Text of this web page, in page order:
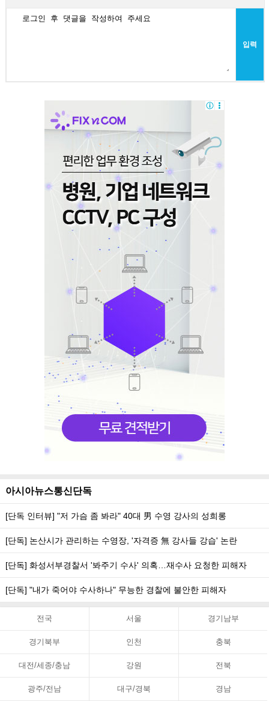
입력
아시아뉴스통신단독
[단독 인터뷰] "저 가슴 좀 봐라" 40대 男 수영 강사의 성희롱
[단독] 논산시가 관리하는 수영장, '자격증 無 강사들 강습' 논란
[단독] 화성서부경찰서 '봐주기 수사' 의혹…재수사 요청한 피해자
[단독] "내가 죽어야 수사하나" 무능한 경찰에 불안한 피해자
전국 서울 경기남부
경기북부 인천 충북
대전/세종/충남 강원 전북
광주/전남 대구/경북 경남